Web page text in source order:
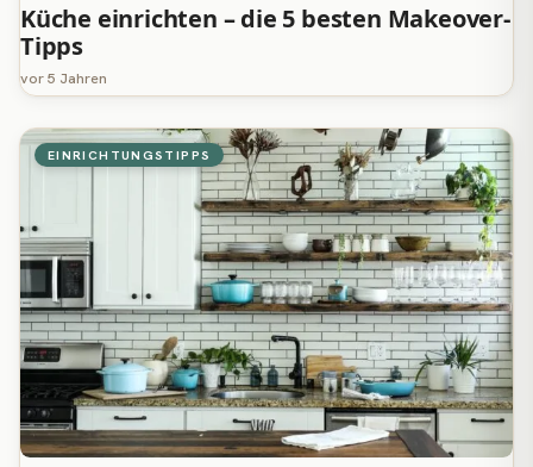
Küche einrichten – die 5 besten Makeover-
Tipps
vor 5 Jahren
EINRICHTUNGSTIPPS